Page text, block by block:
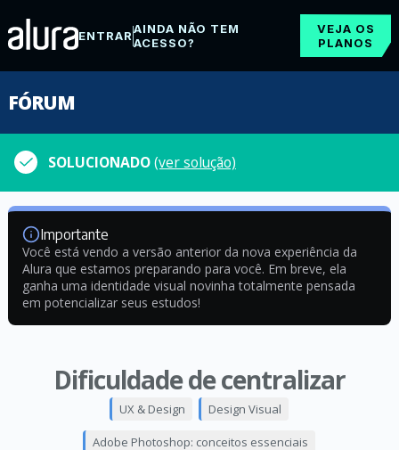
ENTRARAINDA NÃO TEM
ACESSO?
VEJA OS
PLANOS
FÓRUM
SOLUCIONADO(ver solução)
Importante
Você está vendo a versão anterior da nova experiência da
Alura que estamos preparando para você. Em breve, ela
ganha uma identidade visual novinha totalmente pensada
em potencializar seus estudos!
Dificuldade de centralizar
UX & Design Design Visual
Adobe Photoshop: conceitos essenciais